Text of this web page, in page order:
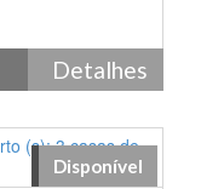
Detalhes
Disponível